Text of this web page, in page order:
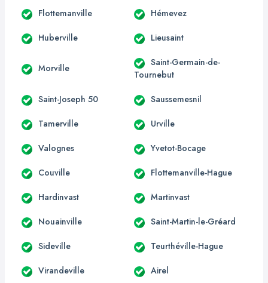
Flottemanville Hémevez
Huberville Lieusaint
Morville
Saint-Germain-de-
Tournebut
Saint-Joseph 50 Saussemesnil
Tamerville Urville
Valognes Yvetot-Bocage
Couville Flottemanville-Hague
Hardinvast Martinvast
Nouainville Saint-Martin-le-Gréard
Sideville Teurthéville-Hague
Virandeville Airel